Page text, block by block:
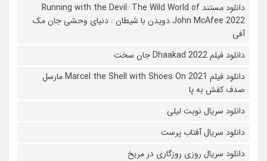
دانلود مستند Running with the Devil: The Wild World of
John McAfee 2022 دویدن با شیطان : دنیای وحشی جان مک
آفی
دانلود فیلم Dhaakad 2022 جان سخت
دانلود فیلم Marcel the Shell with Shoes On 2021 مارسل
صدف کفش به پا
دانلود سریال نوبت لیلی
دانلود سریال آفتاب پرست
دانلود سریال روزی روزگاری در مریخ